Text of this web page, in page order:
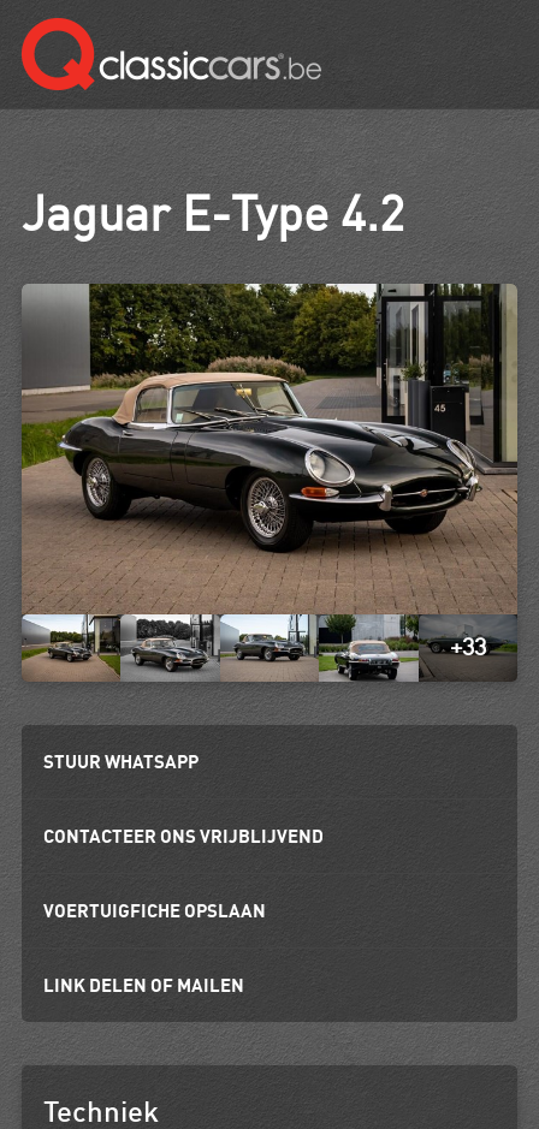
Jaguar E-Type 4.2
+33
STUUR WHATSAPP
CONTACTEER ONS VRIJBLIJVEND
VOERTUIGFICHE OPSLAAN
LINK DELEN OF MAILEN
Techniek